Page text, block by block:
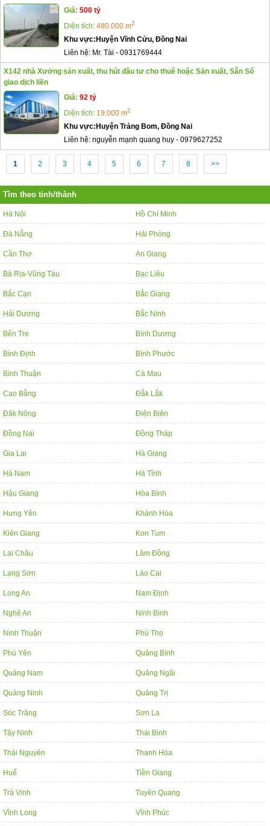
Giá: 500 tỷ
Diện tích: 480.000 m2
Khu vực: Huyện Vĩnh Cửu, Đồng Nai
Liên hệ: Mr. Tài - 0931769444
X142 nhà Xưởng sản xuất, thu hút đầu tư cho thuê hoặc Sản xuất, Sẵn Sổ
giao dịch liền
Giá: 92 tỷ
Diện tích: 19.000 m2
Khu vực: Huyện Trảng Bom, Đồng Nai
Liên hệ: nguyễn mạnh quang huy - 0979627252
1 2 3 4 5 6 7 8 >>
Tìm theo tỉnh/thành
Hà Nội Hồ Chí Minh
Đà Nẵng Hải Phòng
Cần Thơ An Giang
Bà Rịa-Vũng Tàu Bạc Liêu
Bắc Cạn Bắc Giang
Hải Dương Bắc Ninh
Bến Tre Bình Dương
Bình Định Bình Phước
Bình Thuận Cà Mau
Cao Bằng Đắk Lắk
Đăk Nông Điện Biên
Đồng Nai Đồng Tháp
Gia Lai Hà Giang
Hà Nam Hà Tĩnh
Hậu Giang Hòa Bình
Hưng Yên Khánh Hòa
Kiên Giang Kon Tum
Lai Châu Lâm Đồng
Lạng Sơn Lào Cai
Long An Nam Định
Nghệ An Ninh Bình
Ninh Thuận Phú Thọ
Phú Yên Quảng Bình
Quảng Nam Quảng Ngãi
Quảng Ninh Quảng Trị
Sóc Trăng Sơn La
Tây Ninh Thái Bình
Thái Nguyên Thanh Hóa
Huế Tiền Giang
Trà Vinh Tuyên Quang
Vĩnh Long Vĩnh Phúc